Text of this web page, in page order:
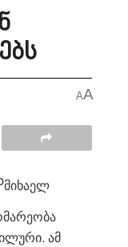
AA
მიხაელ
ამ